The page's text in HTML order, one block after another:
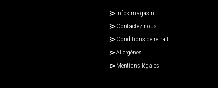
infos magasin
Contactez nous
Conditions de retrait
Allergènes
Mentions légales